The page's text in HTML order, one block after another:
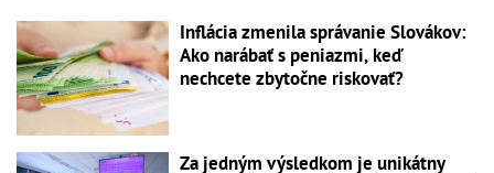
Inflácia zmenila správanie Slovákov:
Ako narábať s peniazmi, keď
nechcete zbytočne riskovať?
Za jedným výsledkom je unikátny